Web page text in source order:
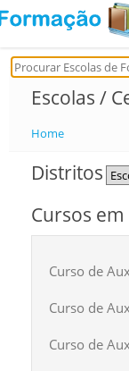
Escolas /
Home
Distritos
Cursos
Curso de
Curso de
Curso de